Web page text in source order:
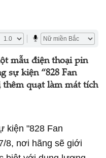
mẫu điện thoại pin
sự kiện “828 Fan
quạt làm mát tích
kiện "828 Fan
8, nơi hãng sẽ giới